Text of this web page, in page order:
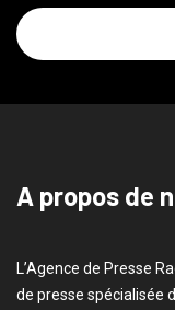
A propos de
L’Agence de Presse
de presse spécialisée